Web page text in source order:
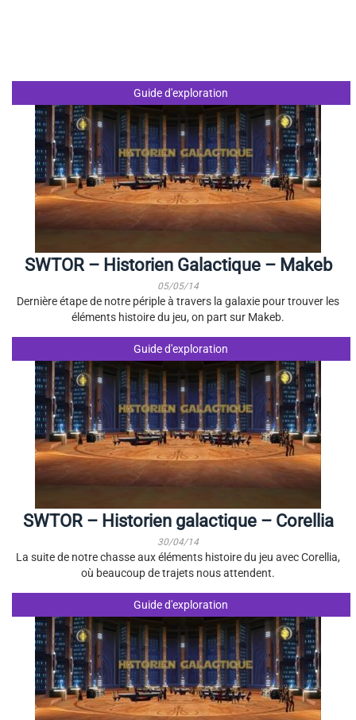
Guide d'exploration
SWTOR – Historien Galactique – Makeb
05/05/14
Dernière étape de notre périple à travers la galaxie pour trouver les
éléments histoire du jeu, on part sur Makeb.
Guide d'exploration
SWTOR – Historien galactique – Corellia
30/04/14
La suite de notre chasse aux éléments histoire du jeu avec Corellia,
où beaucoup de trajets nous attendent.
Guide d'exploration